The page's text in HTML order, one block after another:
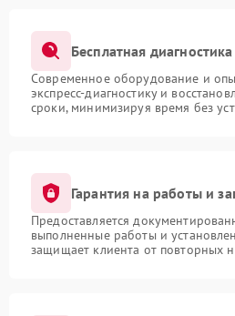
Бесплатная
Современное оборудование и
экспресс-диагностику и
сроки, минимизируя время без
Гарантия на работы и
Предоставляется
выполненные работы и
защищает клиента от повторных